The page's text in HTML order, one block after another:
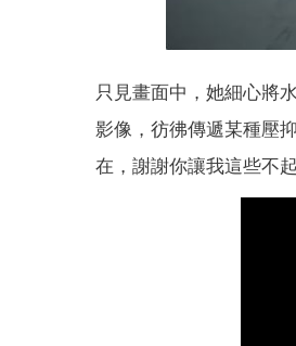
只見畫面中，她細心將
影像，彷彿傳遞某種壓
在，謝謝你讓我這些不